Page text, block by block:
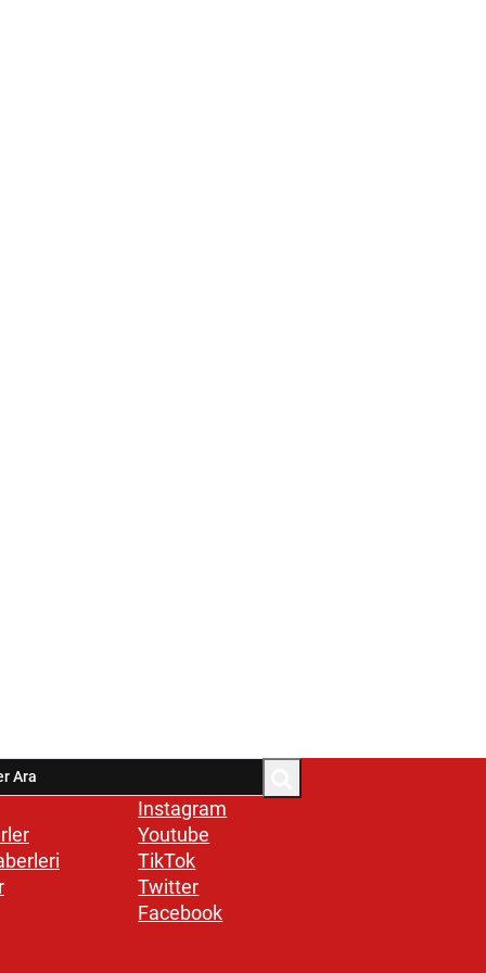
Instagram
Youtube
TikTok
Twitter
Facebook